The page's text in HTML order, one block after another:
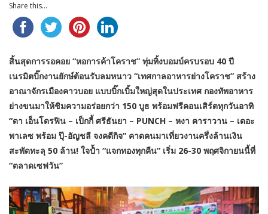
Share this...
สิ้นสุดการรอคอย “หอการค้าโคราช” ทุ่มทิ้งบอมบ์ครบรอบ 40 ปี
เนรมิตบิ๊กงานยักษ์ต้อนรับลมหนาว “เทศกาลอาหารย่างโคราช” สร้าง
อาณาจักรเมืองคาวบอย แบบบิ๊กเบิ้มใหญ่สุดในประเทศ กองทัพอาหาร
ย่างขนมาให้ชิมความอร่อยกว่า 150 บูธ พร้อมฟรีคอนเสิร์ตทุกวันอาทิ
“ดา เอ็นโดรฟิน – เป็กกี้ ศรีธันยา – PUNCH – หงา คาราวาน – เดอะ
พาเลซ พร้อม ปุ๊-อัญชลี จงคดีกิจ” คาดคนมาเที่ยวงานครึ่งล้านเงิน
สะพัดทะลุ 50 ล้าน! ใจป้ำ “แจกทองทุกคืน” เริ่ม 26-30 พฤศจิกายนนี้ที่
“ตลาดเซฟวัน”